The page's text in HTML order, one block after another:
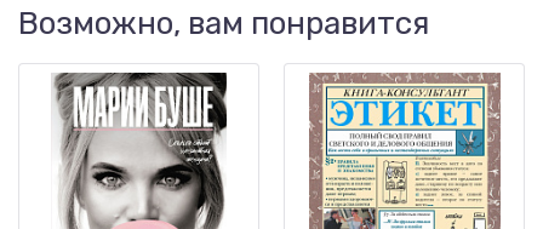
Возможно, вам понравится